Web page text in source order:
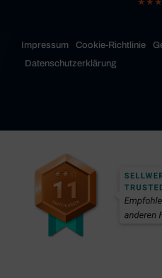
Impressum Cookie-Richtlinie
Datenschutzerklärung